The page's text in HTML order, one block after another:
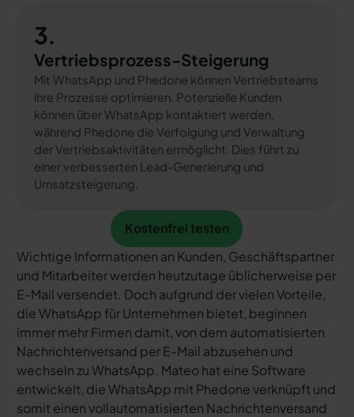
3.
Vertriebsprozess-Steigerung
Mit WhatsApp und Phedone können Vertriebsteams
ihre Prozesse optimieren. Potenzielle Kunden
können über WhatsApp kontaktiert werden,
während Phedone die Verfolgung und Verwaltung
der Vertriebsaktivitäten ermöglicht. Dies führt zu
einer verbesserten Lead-Generierung und
Umsatzsteigerung.
Kostenfrei testen
Kostenfrei testen
Wichtige Informationen an Kunden, Geschäftspartner
und Mitarbeiter werden heutzutage üblicherweise per
E-Mail versendet. Doch aufgrund der vielen Vorteile,
die WhatsApp für Unternehmen bietet, beginnen
immer mehr Firmen damit, von dem automatisierten
Nachrichtenversand per E-Mail abzusehen und
wechseln zu WhatsApp. Mateo hat eine Software
entwickelt, die WhatsApp mit Phedone verknüpft und
somit einen vollautomatisierten Nachrichtenversand